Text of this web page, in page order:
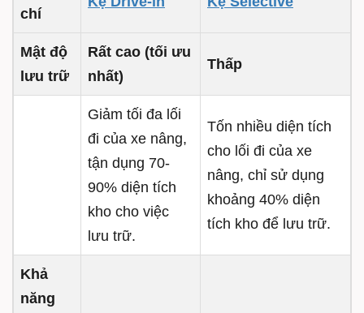
chí
Mật độ
lưu trữ
Rất cao (tối ưu
nhất)
Thấp
Giảm tối đa lối
đi của xe nâng,
tận dụng 70-
90% diện tích
kho cho việc
lưu trữ.
Tốn nhiều diện tích
cho lối đi của xe
nâng, chỉ sử dụng
khoảng 40% diện
tích kho để lưu trữ.
Khả
năng